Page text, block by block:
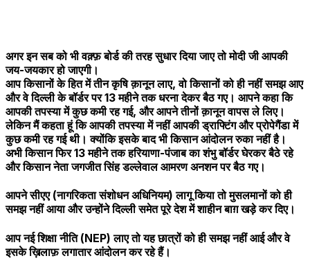
अगर इन सब को भी वक़्फ़ बोर्ड की तरह सुधार दिया जाए तो मोदी जी आपकी
जय-जयकार हो जाएगी।
आप किसानों के हित में तीन कृषि क़ानून लाए, वो किसानों को ही नहीं समझ आए
और वे दिल्ली के बॉर्डर पर 13 महीने तक धरना देकर बैठ गए। आपने कहा कि
आपकी तपस्या में कुछ कमी रह गई, और आपने तीनों क़ानून वापस ले लिए।
लेकिन मैं कहता हूं कि आपकी तपस्या में नहीं आपकी ड्राफ्टिंग और प्रोपेगैंडा में
कुछ कमी रह गई थी। क्योंकि इसके बाद भी किसान आंदोलन रुका नहीं है।
अभी किसान फिर 13 महीने तक हरियाणा-पंजाब का शंभु बॉर्डर घेरकर बैठे रहे
और किसान नेता जगजीत सिंह डल्लेवाल आमरण अनशन पर बैठ गए।
आपने सीएए (नागरिकता संशोधन अधिनियम) लागू किया तो मुसलमानों को ही
समझ नहीं आया और उन्होंने दिल्ली समेत पूरे देश में शाहीन बाग़ खड़े कर दिए।
आप नई शिक्षा नीति (NEP) लाए तो यह छात्रों को ही समझ नहीं आई और वे
इसके ख़िलाफ़ लगातार आंदोलन कर रहे हैं।